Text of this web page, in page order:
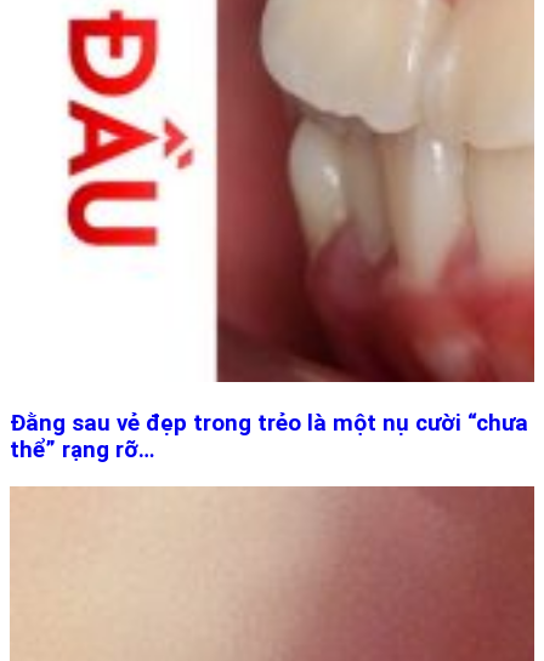
Đằng sau vẻ đẹp trong trẻo là một nụ cười “chưa
thể” rạng rỡ…